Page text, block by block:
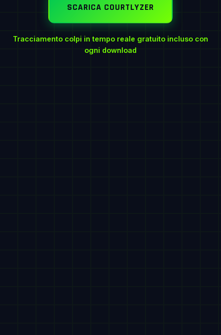
SCARICA COURTLYZER
Tracciamento colpi in tempo reale gratuito incluso con
ogni download